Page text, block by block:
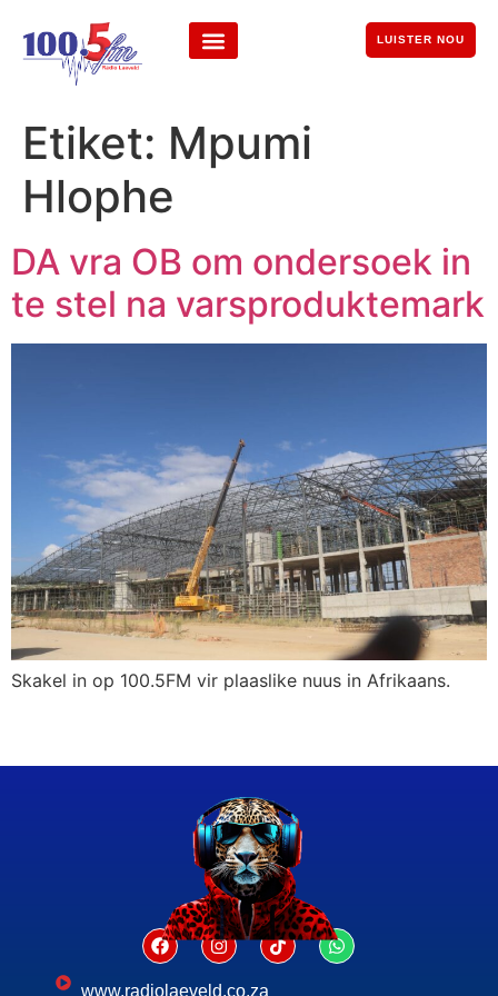
LUISTER NOU
Etiket: Mpumi
Hlophe
DA vra OB om ondersoek in
te stel na varsproduktemark
Skakel in op 100.5FM vir plaaslike nuus in Afrikaans.
www.radiolaeveld.co.za